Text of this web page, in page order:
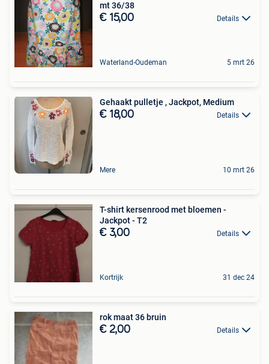
mt 36/38
€ 15,00 Details
Waterland-Oudeman 5 mrt 26
Gehaakt pulletje , Jackpot, Medium
€ 18,00 Details
Mere 10 mrt 26
T-shirt kersenrood met bloemen -
Jackpot - T2
€ 3,00 Details
Kortrijk 31 dec 24
rok maat 36 bruin
€ 2,00 Details